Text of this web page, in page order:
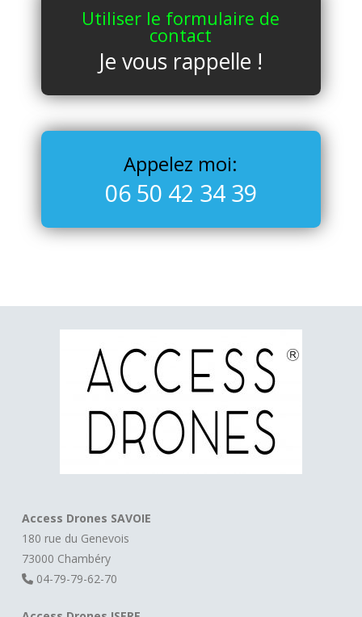
Utiliser le formulaire de
contact
Je vous rappelle !
Appelez moi:
06 50 42 34 39
Access Drones SAVOIE
180 rue du Genevois
73000 Chambéry
04-79-79-62-70